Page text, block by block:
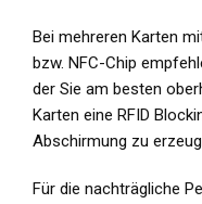
Bei mehreren Karten
bzw. NFC-Chip
der Sie am besten
Karten eine RFID
Abschirmung zu
Für die nachträgliche